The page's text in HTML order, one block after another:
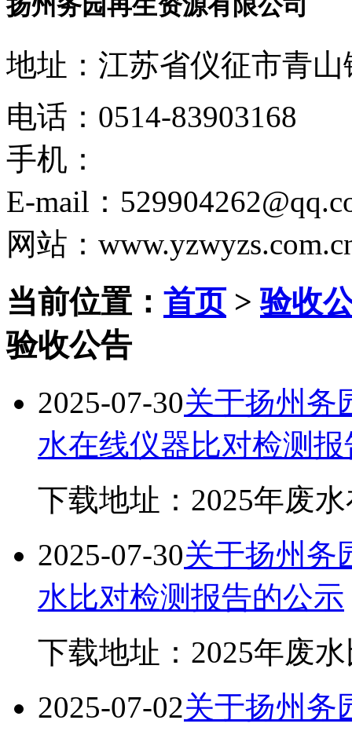
扬州务园再生资源有限公司
地址：江苏省仪征市青
电话：0514-83903168
手机：
E-mail：
网站：
当前位置： 首页>验收
验收公告
2025-07-30关于扬州务
水在线仪器比对检测
下载地址：2025年废
2025-07-30关于扬州务
水比对检测报告的公示
下载地址：2025年废
2025-07-02关于扬州务